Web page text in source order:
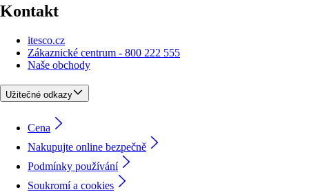
Kontakt
itesco.cz
Zákaznické centrum - 800 222 555
Naše obchody
Užitečné odkazy
Cena
Nakupujte online bezpečně
Podmínky používání
Soukromí a cookies